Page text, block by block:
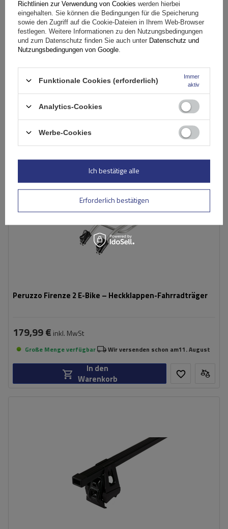
Eco Alubase 135 Dachträger - universeller Aluminium-
Dachträger für offene Dachreling (schwarz)
58,70 €inkl. MwSt
11. August
Warenkorb
Peruzzo Firenze 2 E-Bike – Heckklappen-Fahrradträger
Nutzlast der Haltebügel:
45 kg
kompatibel mit Elektrofahrrädern
Aluminiumkonstruktion
179,99 € inkl. MwSt
Große Menge verfügbar Wir versenden schon am11. August
In den
Warenkorb
Richtlinien zur Verwendung von Cookies werden hierbei
eingehalten. Sie können die Bedingungen für die Speicherung
sowie den Zugriff auf die Cookie-Dateien in Ihrem Web-Browser
festlegen. Weitere Informationen zu den Nutzungsbedingungen
und zum Datenschutz finden Sie auch unter Datenschutz und
Nutzungsbedingungen von Google
Funktionale Cookies (erforderlich)
Immer
aktiv
Analytics-Cookies
Werbe-Cookies
Erforderlich bestätigen
Ich bestätige alle